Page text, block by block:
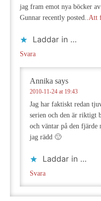
jag fram emot nya böcker av
Gunnar recently posted..Att
Laddar in …
Svara
Annika says
2010-11-24 at 19:43
Jag har faktiskt redan
serien och den är riktigt
och väntar på den
jag rädd 🙂
Laddar in …
Svara